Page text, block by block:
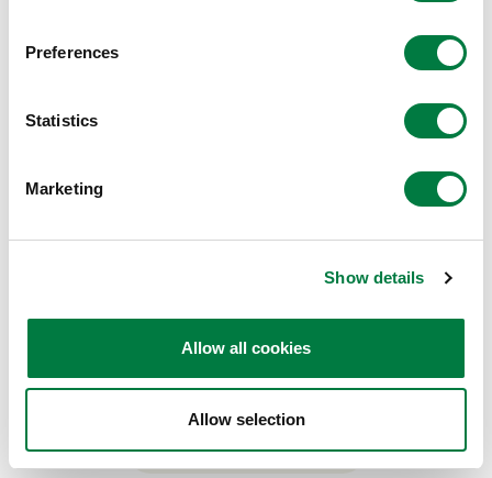
Preferences
Statistics
Marketing
Show details
Allow all cookies
Allow selection
三井化学启动眼镜镜片材料MR™化学回收技术的成
三井化学退出碳粉粘合剂树脂业务
企业管理·事业
Winners of the 2024 Mitsui Chemicals
Catalysis Science Awards
查看全部